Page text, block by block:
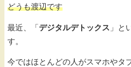
どうも渡辺です
最近、「 デジタルデトックス 」と
す。
今ではほとんどの人がスマホやタ